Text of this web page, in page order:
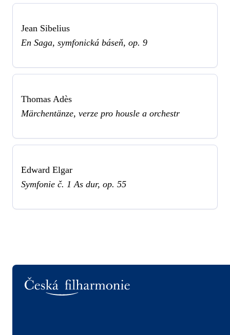
Jean Sibelius
En Saga, symfonická báseň, op. 9
Thomas Adès
Märchentänze, verze pro housle a orchestr
Edward Elgar
Symfonie č. 1 As dur, op. 55